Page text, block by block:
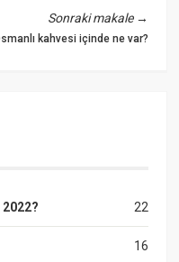
Sonraki makale→
kahvesi içinde ne var?
22
2022?
16